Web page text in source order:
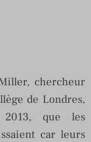
chercheur
de Londres,
2013, que les
car leurs